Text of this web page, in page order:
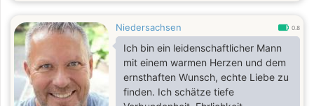
Niedersachsen 0.8
Ich bin ein leidenschaftlicher Mann
mit einem warmen Herzen und dem
ernsthaften Wunsch, echte Liebe zu
finden. Ich schätze tiefe